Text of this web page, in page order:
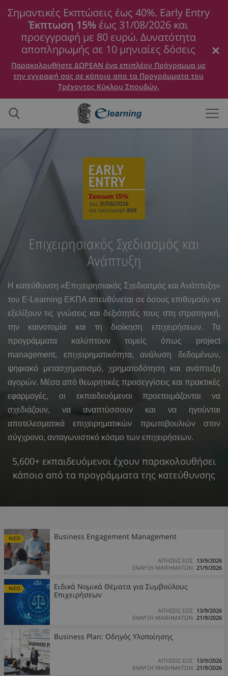
Σημαντικές Εκπτώσεις έως 40%. Early Entry
Έκπτωση 15% έως 31/08/2026 και
προεγγραφή με 80 ευρώ. Δυνατότητα
αποπληρωμής σε 10 μηνιαίες δόσεις
Παρακολουθήστε ΔΩΡΕΑΝ ένα επιπλέον Πρόγραμμα με
την εγγραφή σας σε κάποιο απο τα Προγράμματα του
Τρέχοντος Κύκλου Σπουδών.
Επιχειρησιακός Σχεδιασμός και
Ανάπτυξη
Η κατεύθυνση «Επιχειρησιακός Σχεδιασμός και Ανάπτυξη»
του E-Learning ΕΚΠΑ απευθύνεται σε όσους επιθυμούν να
εξελίξουν τις γνώσεις και δεξιότητές τους στη στρατηγική,
την καινοτομία και τη διοίκηση επιχειρήσεων. Τα
προγράμματα καλύπτουν τομείς όπως project
management, επιχειρηματικότητα, ανάλυση δεδομένων,
ψηφιακό μετασχηματισμό, χρηματοδότηση και ανάπτυξη
αγορών. Μέσα από θεωρητικές προσεγγίσεις και πρακτικές
εφαρμογές, οι εκπαιδευόμενοι προετοιμάζονται να
σχεδιάζουν, να αναπτύσσουν και να ηγούνται
αποτελεσματικά επιχειρηματικών πρωτοβουλιών στον
σύγχρονο, ανταγωνιστικό κόσμο των επιχειρήσεων.
5,600+ εκπαιδευόμενοι έχουν παρακολουθήσει
κάποιο από τα προγράμματα της κατεύθυνσης
ΝΕΟ Business Engagement Management
ΑΙΤΗΣΕΙΣ ΕΩΣ 13/9/2026
ΕΝΑΡΞΗ ΜΑΘΗΜΑΤΩΝ 21/9/2026
ΝΕΟ
Ειδικά Νομικά Θέματα για Συμβούλους
Επιχειρήσεων
ΑΙΤΗΣΕΙΣ ΕΩΣ 13/9/2026
ΕΝΑΡΞΗ ΜΑΘΗΜΑΤΩΝ 21/9/2026
Business Plan: Οδηγός Υλοποίησης
ΑΙΤΗΣΕΙΣ ΕΩΣ 13/9/2026
ΕΝΑΡΞΗ ΜΑΘΗΜΑΤΩΝ 21/9/2026